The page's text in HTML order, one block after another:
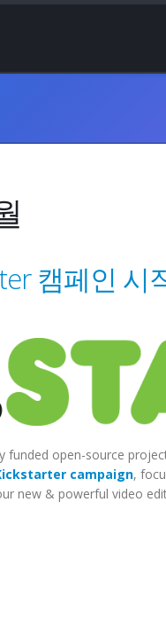
캠페인 시
open-source
campaign,
new & powerful video